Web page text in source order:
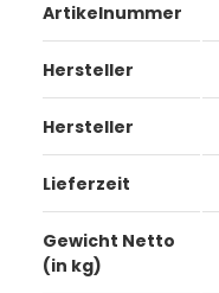
Artikelnummer
Hersteller
Hersteller
Lieferzeit
Gewicht Netto
(in kg)